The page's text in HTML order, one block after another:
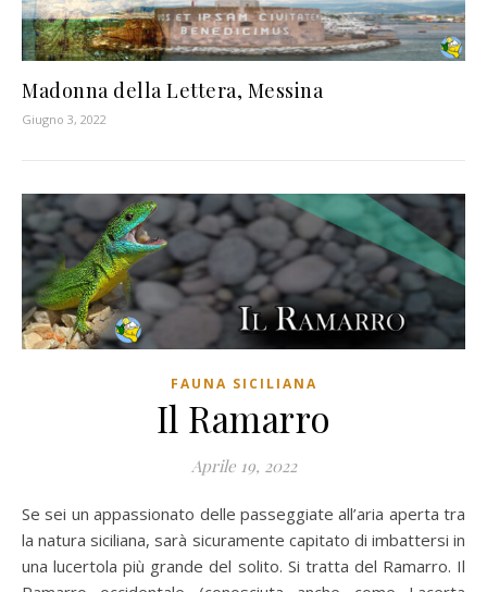
Madonna della Lettera, Messina
Giugno 3, 2022
FAUNA SICILIANA
Il Ramarro
Aprile 19, 2022
Se sei un appassionato delle passeggiate all’aria aperta tra
la natura siciliana, sarà sicuramente capitato di imbattersi in
una lucertola più grande del solito. Si tratta del Ramarro. Il